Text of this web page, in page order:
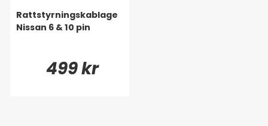
Rattstyrningskablage
Nissan 6 & 10 pin
499 kr